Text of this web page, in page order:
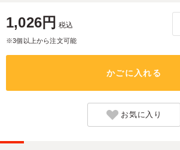
1,026円 税込
※3個以上から注文可能
かごに入れる
お気に入り